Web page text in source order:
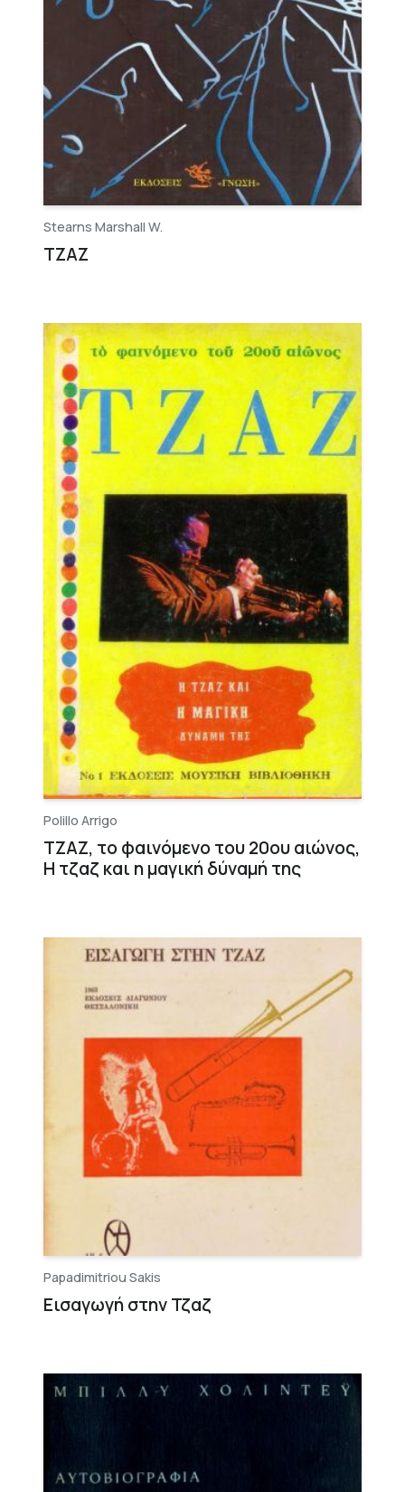
Stearns Marshall W.
ΤΖΑΖ
Polillo Arrigo
ΤΖΑΖ, το φαινόμενο του 20ου αιώνος,
Η τζαζ και η μαγική δύναμή της
Papadimitriou Sakis
Εισαγωγή στην Τζαζ